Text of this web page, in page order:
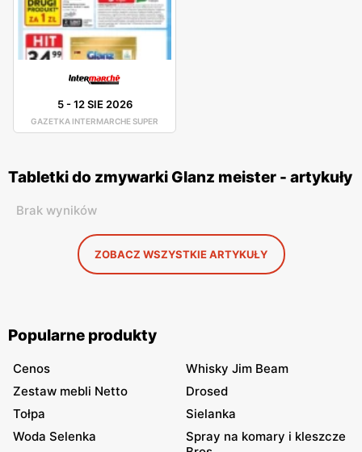
5-12 SIE 2026
GAZETKA INTERMARCHE SUPER
Tabletki do zmywarki Glanz meister - artykuły
Brak wyników
ZOBACZ WSZYSTKIE ARTYKUŁY
Popularne produkty
Cenos
Whisky Jim Beam
Zestaw mebli Netto
Drosed
Tołpa
Sielanka
Woda Selenka
Spray na komary i kleszcze